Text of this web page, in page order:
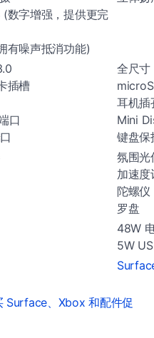
(数字增强，提供更完
有噪声抵消功能)
插槽
口
全尺寸
耳机插
Mini
键盘保
氛围光
加速度
陀螺仪
罗盘
48W
5W
Surface、Xbox 和配件促